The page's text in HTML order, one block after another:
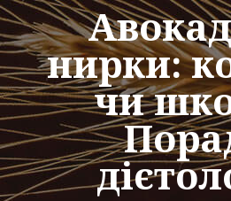
нирки:
чи